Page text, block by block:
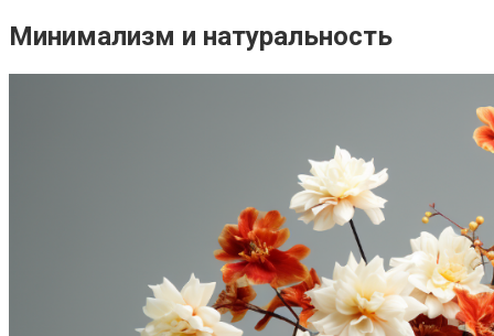
Минимализм и натуральность